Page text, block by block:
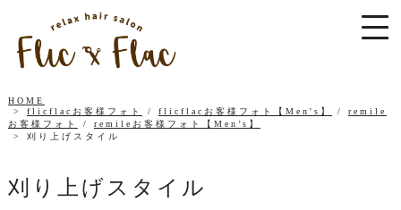
HOME
flicflacお客様フォト
/ flicflacお客様フォト【Men's】 / remile
お客様フォト
/ remileお客様フォト【Men’s】
刈り上げスタイル
刈り上げスタイル